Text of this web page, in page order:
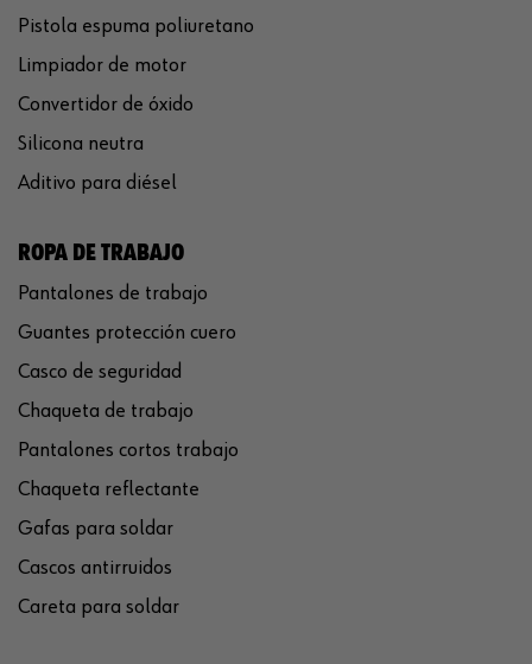
Pistola espuma poliuretano
Limpiador de motor
Convertidor de óxido
Silicona neutra
Aditivo para diésel
ROPA DE TRABAJO
Pantalones de trabajo
Guantes protección cuero
Casco de seguridad
Chaqueta de trabajo
Pantalones cortos trabajo
Chaqueta reflectante
Gafas para soldar
Cascos antirruidos
Careta para soldar